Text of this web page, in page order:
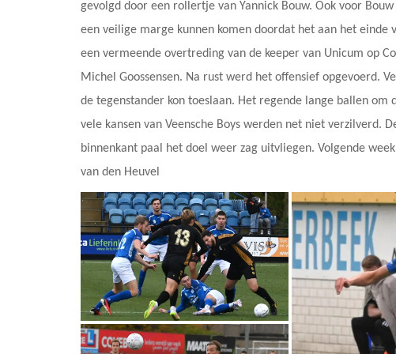
gevolgd door een rollertje van Yannick Bouw. Ook voor
een veilige marge kunnen komen doordat het aan het einde
een vermeende overtreding van de keeper van Unicum op
Michel Goossensen. Na rust werd het offensief opgevoerd.
de tegenstander kon toeslaan. Het regende lange ballen
vele kansen van Veensche Boys werden net niet verzilverd.
binnenkant paal het doel weer zag uitvliegen. Volgende
van den Heuvel